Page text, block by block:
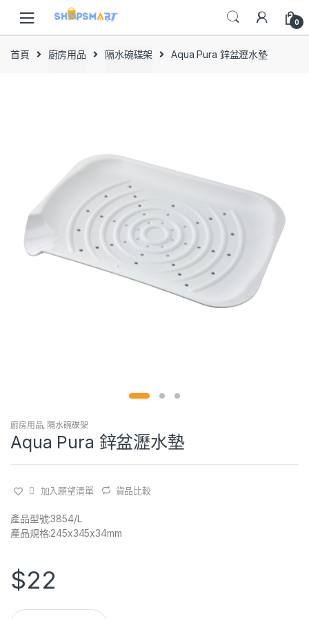
navigation
content
0
首頁 廚房用品 隔水碗碟架 Aqua Pura 鋅盆瀝水墊
廚房用品, 隔水碗碟架
Aqua Pura 鋅盆瀝水墊
加入願望清單 貨品比較
產品型號:3854/L
產品規格:245x345x34mm
$22
Q